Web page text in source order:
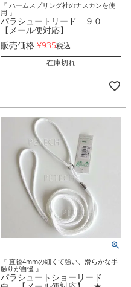
『 ハームスプリング社のナスカンを使
用 』
パラシュートリード ９０
【メール便対応】
販売価格 ¥935税込
在庫切れ
『 直径4mmの細くて強い、滑らかな手
触りが自慢 』
パラシュートショーリード